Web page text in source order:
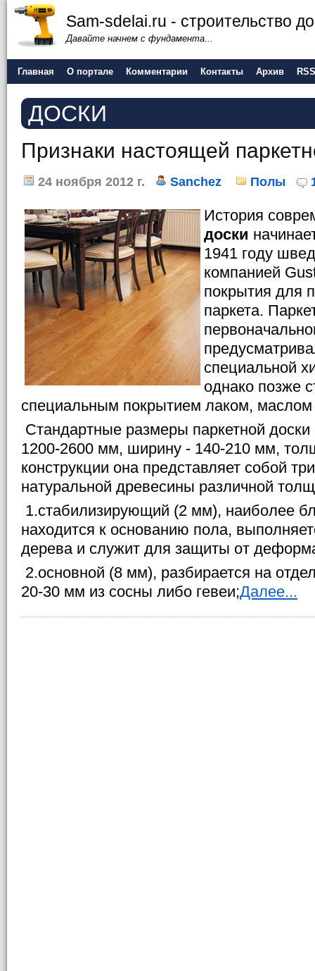
Sam-sdelai.ru - строительство
Давайте начнем с фундамента...
Главная О портале Комментарии Контакты Архив RSS
ДОСКИ
Признаки настоящей
24 ноября 2012 г. Sanchez Полы
История
доски
1941 году
компанией
покрытия для
паркета.
специальной
однако позже
специальным покрытием лаком, маслом
Стандартные размеры паркетной
1200-2600 мм, ширину - 140-210 мм,
конструкции она представляет собой
натуральной древесины различной
1.стабилизирующий (2 мм), наиболее
находится к основанию пола,
дерева и служит для защиты от
2.основной (8 мм), разбирается на
20-30 мм из сосны либо гевеи;Далее...